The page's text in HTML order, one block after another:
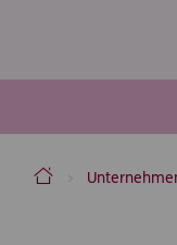
ERGO